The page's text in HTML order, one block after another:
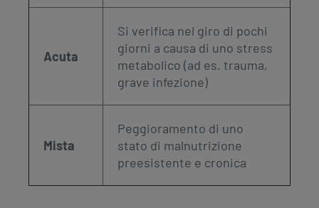
Acuta
Si verifica nel giro di pochi
giorni a causa di uno stress
metabolico (ad es. trauma,
grave infezione)
Mista
Peggioramento di uno
stato di malnutrizione
preesistente e cronica